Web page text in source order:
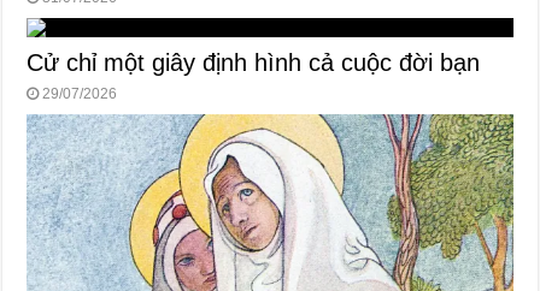
Cử chỉ một giây định hình cả cuộc đời bạn
29/07/2026